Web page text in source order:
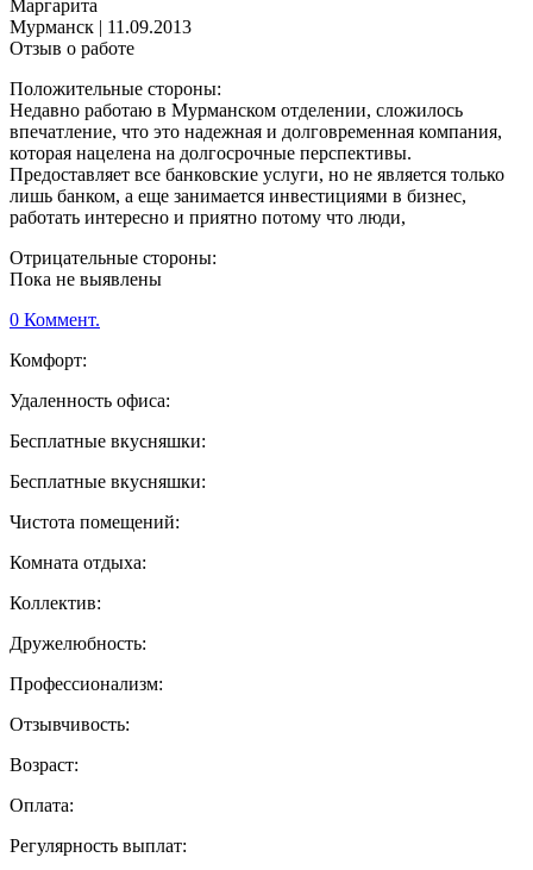
Маргарита
Мурманск | 11.09.2013
Отзыв о работе
Положительные стороны:
Недавно работаю в Мурманском отделении, сложилось
впечатление, что это надежная и долговременная компания,
которая нацелена на долгосрочные перспективы.
Предоставляет все банковские услуги, но не является только
лишь банком, а еще занимается инвестициями в бизнес,
работать интересно и приятно потому что люди,
Отрицательные стороны:
Пока не выявлены
0 Коммент.
Комфорт:
Удаленность офиса:
Бесплатные вкусняшки:
Бесплатные вкусняшки:
Чистота помещений:
Комната отдыха:
Коллектив:
Дружелюбность:
Профессионализм:
Отзывчивость:
Возраст:
Оплата:
Регулярность выплат: